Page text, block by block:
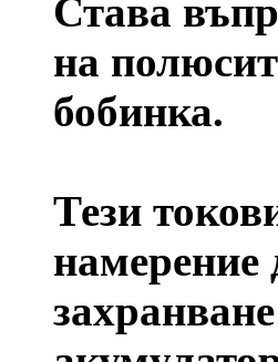
Става
на
бобинка.
Тези